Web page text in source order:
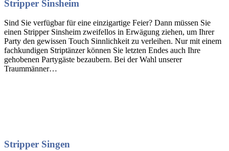
Stripper Sinsheim
Sind Sie verfügbar für eine einzigartige Feier? Dann müssen Sie
einen Stripper Sinsheim zweifellos in Erwägung ziehen, um Ihrer
Party den gewissen Touch Sinnlichkeit zu verleihen. Nur mit einem
fachkundigen Striptänzer können Sie letzten Endes auch Ihre
gehobenen Partygäste bezaubern. Bei der Wahl unserer
Traummänner…
Stripper Singen